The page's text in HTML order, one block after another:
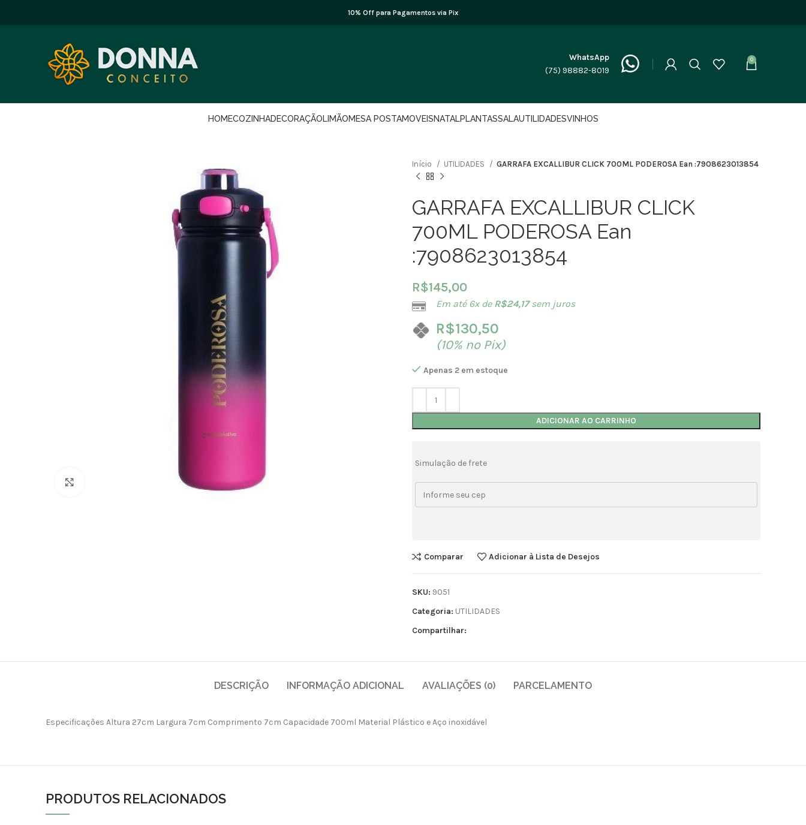
10% Off para Pagamentos via Pix
WhatsApp
(75) 98882-8019
0
HOMECOZINHADECORAÇÃOLIMÃOMESA POSTAMOVEISNATALPLANTASSALAUTILIDADESVINHOS
Início UTILIDADES GARRAFA EXCALLIBUR CLICK 700ML PODEROSA Ean :7908623013854
GARRAFA EXCALLIBUR CLICK
700ML PODEROSA Ean
:7908623013854
R$145,00
Em até 6x de R$24,17sem juros
R$130,50
(10% no Pix)
Apenas 2 em estoque
ADICIONAR AO CARRINHO
Simulação de frete
Comparar Adicionar à Lista de Desejos
SKU: 9051
Categoria: UTILIDADES
Compartilhar:
DESCRIÇÃO INFORMAÇÃO ADICIONAL AVALIAÇÕES (0) PARCELAMENTO
Especificações Altura 27cm Largura 7cm Comprimento 7cm Capacidade 700ml Material Plástico e Aço inoxidável
PRODUTOS RELACIONADOS